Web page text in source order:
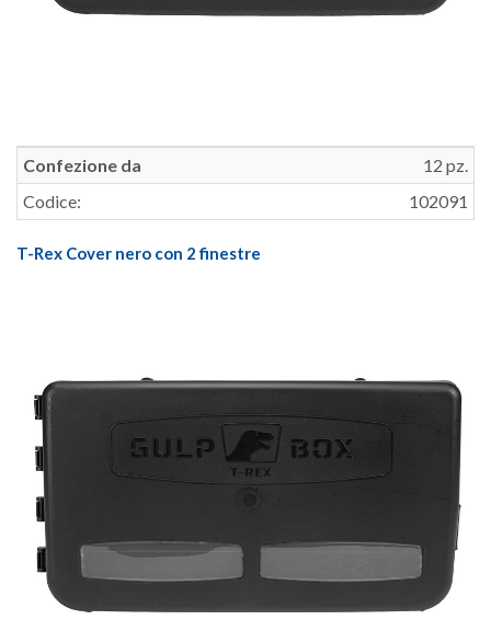
Confezione da
12 pz.
Codice:
102091
T-Rex Cover nero con 2 finestre